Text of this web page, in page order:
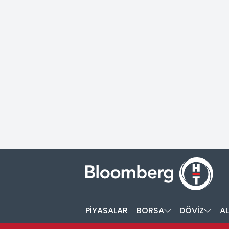
PİYASALAR BORSA DÖVİZ